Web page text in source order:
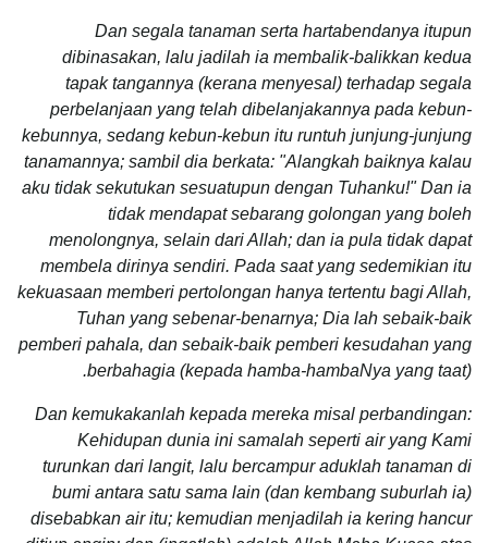
Dan segala tanaman serta hartabendanya itupun
dibinasakan, lalu jadilah ia membalik-balikkan kedua
tapak tangannya (kerana menyesal) terhadap segala
perbelanjaan yang telah dibelanjakannya pada kebun-
kebunnya, sedang kebun-kebun itu runtuh junjung-junjung
tanamannya; sambil dia berkata: "Alangkah baiknya kalau
aku tidak sekutukan sesuatupun dengan Tuhanku!" Dan ia
tidak mendapat sebarang golongan yang boleh
menolongnya, selain dari Allah; dan ia pula tidak dapat
membela dirinya sendiri. Pada saat yang sedemikian itu
kekuasaan memberi pertolongan hanya tertentu bagi Allah,
Tuhan yang sebenar-benarnya; Dia lah sebaik-baik
pemberi pahala, dan sebaik-baik pemberi kesudahan yang
berbahagia (kepada hamba-hambaNya yang taat).
Dan kemukakanlah kepada mereka misal perbandingan:
Kehidupan dunia ini samalah seperti air yang Kami
turunkan dari langit, lalu bercampur aduklah tanaman di
bumi antara satu sama lain (dan kembang suburlah ia)
disebabkan air itu; kemudian menjadilah ia kering hancur